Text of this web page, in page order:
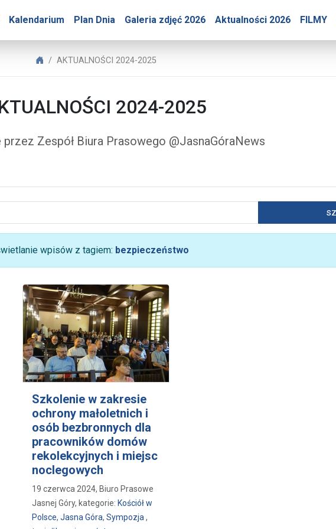
Kalendarium Plan Dnia Galeria zdjęć 2026 Aktualności 2026 FILMY
2024-2025
Biuro Prasowe Jasnej Góry
AKTUALNOŚCI 2024-2025
2024-2025
Zespół Biura Prasowego @JasnaGóraNews
wpisów z tagiem: bezpieczeństwo
Szkolenie w zakresie
ochrony małoletnich i
osób bezbronnych dla
pracowników domów
rekolekcyjnych i miejsc
noclegowych
19 czerwca 2024, Biuro Prasowe
Jasnej Góry, kategorie: Kościół w
Polsce, Jasna Góra, Sympozja ,